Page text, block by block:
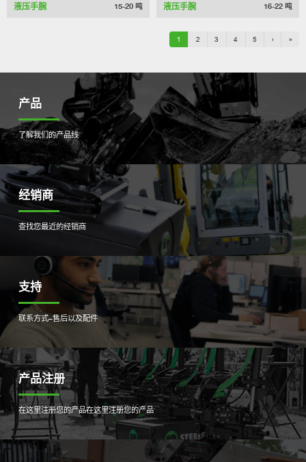
液压手腕 15-20 吨 液压手腕 16-22 吨
1 2 3 4 5 › »
产品
了解我们的产品线
经销商
查找您最近的经销商
支持
联系方式–售后以及配件
产品注册
在这里注册您的产品在这里注册您的产品